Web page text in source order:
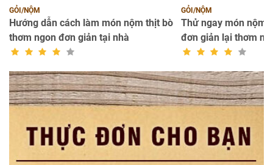
GỎI/NỘM
Hướng dẫn cách làm món nộm thịt bò
thơm ngon đơn giản tại nhà
GỎI/NỘM
Thử ngay món nộm
đơn giản lại thơm